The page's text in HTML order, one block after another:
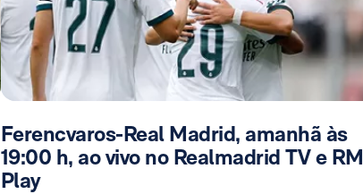
Ferencvaros-Real Madrid, amanhã às
19:00 h, ao vivo no Realmadrid TV e RM
Play